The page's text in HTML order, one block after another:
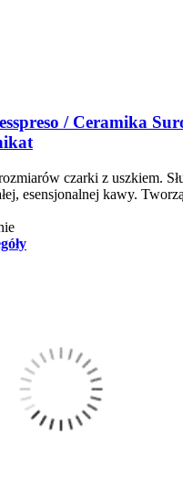
/ Ceramika
czarki z uszkiem.
esensjonalnej kawy.